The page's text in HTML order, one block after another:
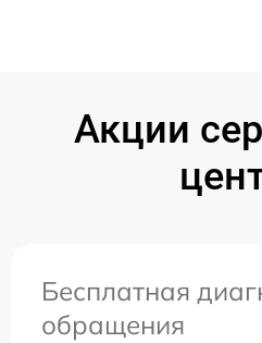
Акции
Бесплатная
обращения